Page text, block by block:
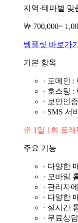
지역·테마별
￦ 700,000~
템플릿 바로가기
기본 항목
· 도메인 :
· 호스팅 :
· 보안인
· SMS 서
※ 1일 1회 트래
주요 기능
· 다양한
· 모바일
· 관리자
· 다양한
· 실시간
· 무료상